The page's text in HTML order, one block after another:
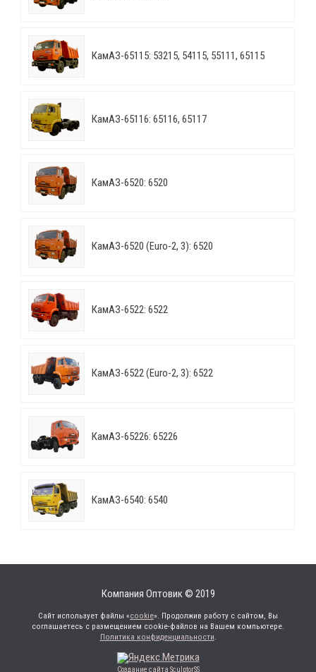
КамАЗ-65115: 53215, 54115, 55111, 65115
КамАЗ-65116: 65116, 65117
КамАЗ-6520: 6520
КамАЗ-6520 (Euro-2, 3): 6520
КамАЗ-6522: 6522
КамАЗ-6522 (Euro-2, 3): 6522
КамАЗ-65226: 65226
КамАЗ-6540: 6540
Компания Оптовик © 2019
Сайт использует файлы «cookie». Продолжив работу с сайтом, Вы
соглашаетесь с размещением cookie-файлов на Вашем компьютере.
Политика конфиденциальности.
Создание сайта SculptorSS